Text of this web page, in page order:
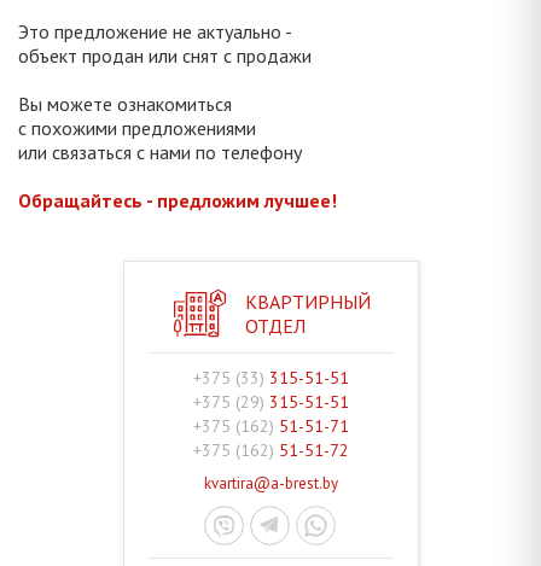
Это предложение не актуально -
объект продан или снят с продажи
Вы можете ознакомиться
с похожими предложениями
или связаться с нами по телефону
Обращайтесь - предложим лучшее!
КВАРТИРНЫЙ
ОТДЕЛ
+375 (33) 315-51-51
+375 (29) 315-51-51
+375 (162) 51-51-71
+375 (162) 51-51-72
kvartira@a-brest.by